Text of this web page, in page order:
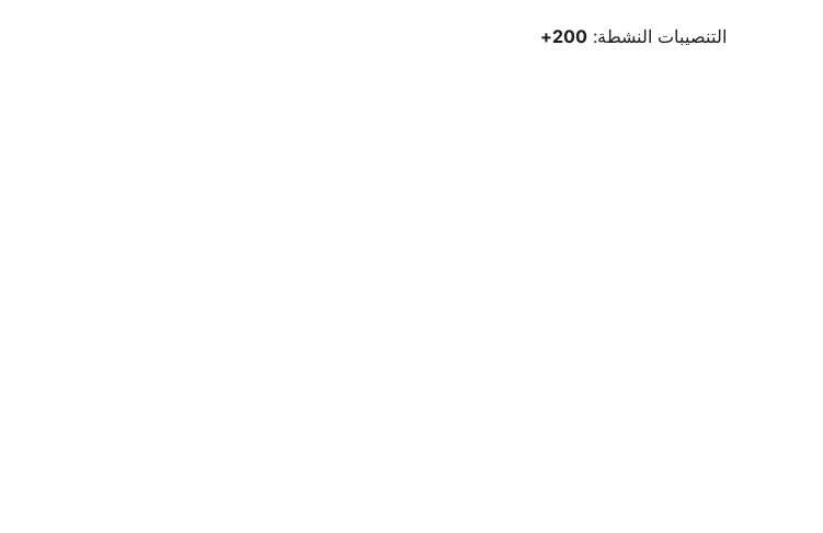
التنصيبات النشطة: 200+